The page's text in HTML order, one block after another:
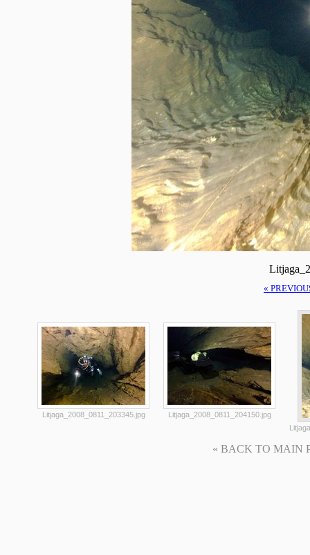
«
Litjaga_2008_0811_203345.jpg
Litjaga_2008_0811_204150.jpg
« BACK TO MAIN